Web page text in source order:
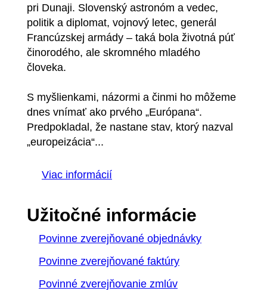
pri Dunaji. Slovenský astronóm a vedec,
politik a diplomat, vojnový letec, generál
Francúzskej armády – taká bola životná púť
činorodého, ale skromného mladého
človeka.
S myšlienkami, názormi a činmi ho môžeme
dnes vnímať ako prvého „Európana“.
Predpokladal, že nastane stav, ktorý nazval
„europeizácia“...
Viac informácií
Užitočné informácie
Povinne zverejňované objednávky
Povinne zverejňované faktúry
Povinné zverejňovanie zmlúv